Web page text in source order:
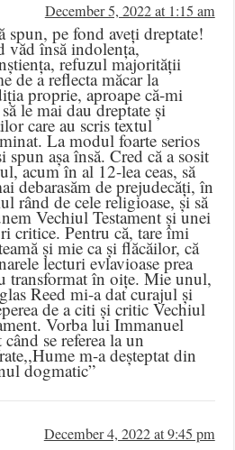
December 5, 2022 at 1:15 am
spun, pe fond aveți dreptate!
văd însă indolența,
refuzul majorității
de a reflecta măcar la
proprie, aproape că-mi
le mai dau dreptate și
care au scris textul
La modul foarte serios
spun așa însă. Cred că a sosit
acum în al 12-lea ceas, să
debarasăm de prejudecăți, în
rând de cele religioase, și să
Vechiul Testament și unei
critice. Pentru că, tare îmi
și mie ca și flăcăilor, că
lecturi evlavioase prea
transformat în oițe. Mie unul,
Reed mi-a dat curajul și
de a citi și critic Vechiul
Vorba lui Immanuel
se referea la un
m-a deșteptat din
dogmatic”
December 4, 2022 at 9:45 pm